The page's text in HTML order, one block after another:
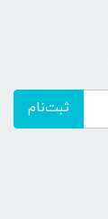
ثبت‌نام